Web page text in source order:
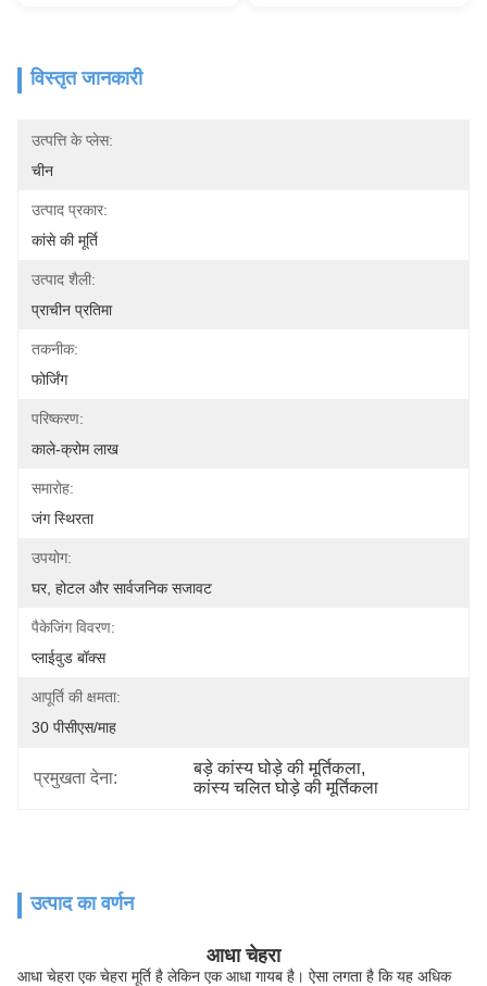
विस्तृत जानकारी
उत्पत्ति के प्लेस:
चीन
उत्पाद प्रकार:
कांसे की मूर्ति
उत्पाद शैली:
प्राचीन प्रतिमा
तकनीक:
फोर्जिंग
परिष्करण:
काले-क्रोम लाख
समारोह:
जंग स्थिरता
उपयोग:
घर, होटल और सार्वजनिक सजावट
पैकेजिंग विवरण:
प्लाईवुड बॉक्स
आपूर्ति की क्षमता:
30 पीसीएस/माह
प्रमुखता देना:
बड़े कांस्य घोड़े की मूर्तिकला,
कांस्य चलित घोड़े की मूर्तिकला
उत्पाद का वर्णन
आधा चेहरा
आधा चेहरा एक चेहरा मूर्ति है लेकिन एक आधा गायब है। ऐसा लगता है कि यह अधिक